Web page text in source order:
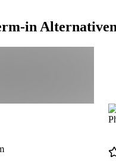
in Alternativen